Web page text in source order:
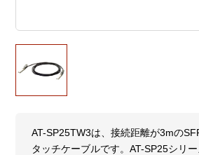
AT-SP25TW3は、接続距離が3mの
タッチケーブルです。AT-SP25シリ